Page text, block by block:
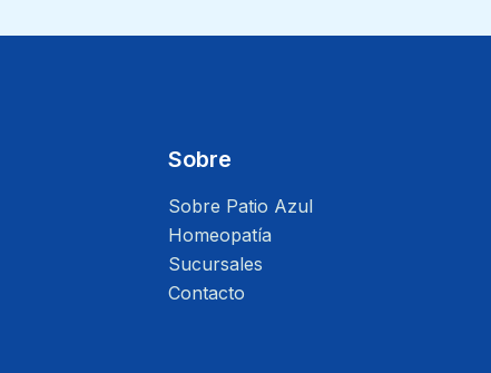
Sobre
Sobre Patio Azul
Homeopatía
Sucursales
Contacto